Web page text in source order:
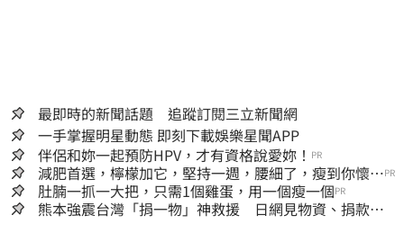
最即時的新聞話題 追蹤訂閱三立新聞網
一手掌握明星動態 即刻下載娛樂星聞APP
伴侶和妳一起預防HPV，才有資格說愛妳！ PR
減肥首選，檸檬加它，堅持一週，腰細了，瘦到你懷疑
人生
PR
肚腩一抓一大把，只需1個雞蛋，用一個瘦一個PR
熊本強震台灣「捐一物」神救援 日網見物資、捐款